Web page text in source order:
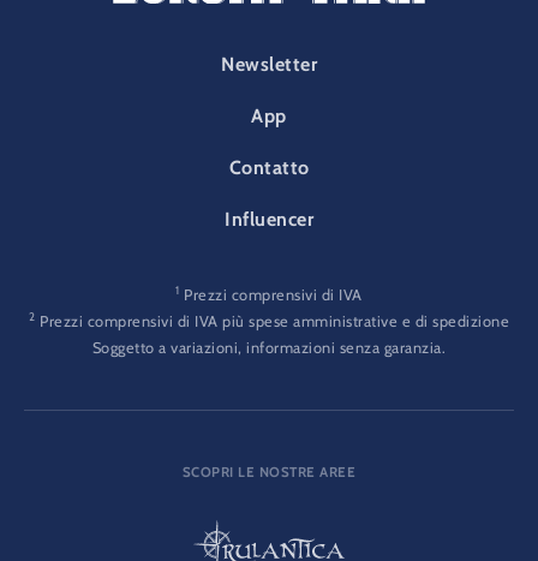
FOOTER-PARK
Newsletter
App
Contatto
Influencer
1 Prezzi comprensivi di IVA
2 Prezzi comprensivi di IVA più spese amministrative e di spedizione
Soggetto a variazioni, informazioni senza garanzia.
SCOPRI LE NOSTRE AREE